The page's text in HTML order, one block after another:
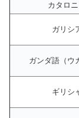
カタロ
ガリシ
ガンダ語（ウ
ギリシ